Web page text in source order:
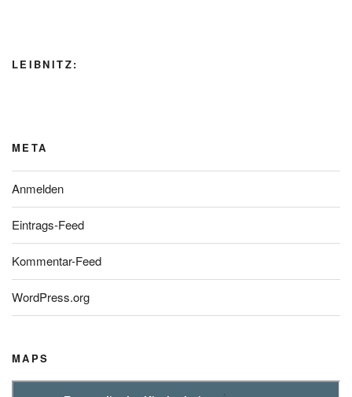
LEIBNITZ:
META
Anmelden
Eintrags-Feed
Kommentar-Feed
WordPress.org
MAPS